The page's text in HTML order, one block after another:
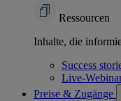
Ressourcen
Inhalte, die
Success
Live-
Preise & Zugänge